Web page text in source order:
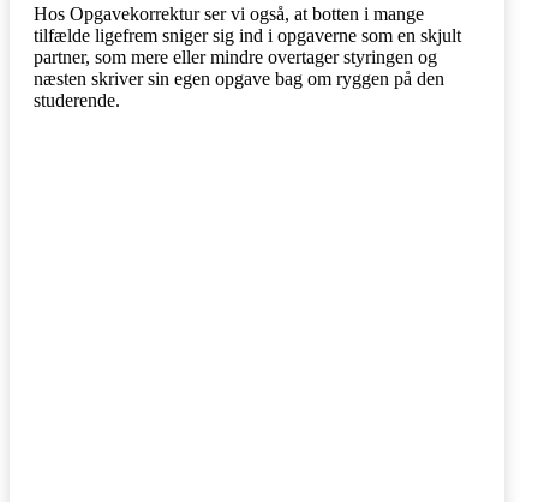
Hos Opgavekorrektur ser vi også, at botten i mange
tilfælde ligefrem sniger sig ind i opgaverne som en skjult
partner, som mere eller mindre overtager styringen og
næsten skriver sin egen opgave bag om ryggen på den
studerende.